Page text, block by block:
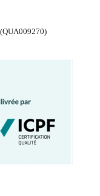
QUA009270)